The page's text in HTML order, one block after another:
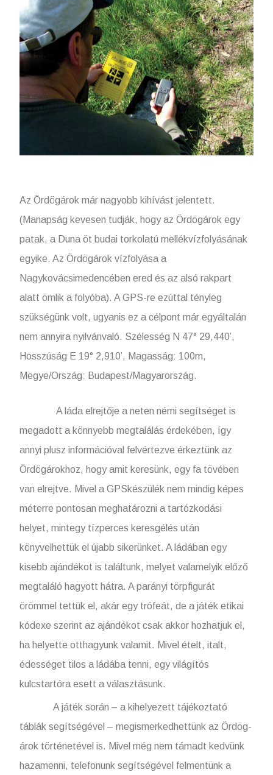
Az Ördögárok már nagyobb kihívást jelentett.
(Manapság kevesen tudják, hogy az Ördögárok egy
patak, a Duna öt budai torkolatú mellékvízfolyásának
egyike. Az Ördögárok vízfolyása a
Nagykovácsimedencében ered és az alsó rakpart
alatt ömlik a folyóba). A GPS-re ezúttal tényleg
szükségünk volt, ugyanis ez a célpont már egyáltalán
nem annyira nyilvánvaló. Szélesség N 47° 29,440’,
Hosszúság E 19° 2,910’, Magasság: 100m,
Megye/Ország: Budapest/Magyarország.
A láda elrejtője a neten némi segítséget is
megadott a könnyebb megtalálás érdekében, így
annyi plusz információval felvértezve érkeztünk az
Ördögárokhoz, hogy amit keresünk, egy fa tövében
van elrejtve. Mivel a GPSkészülék nem mindig képes
méterre pontosan meghatározni a tartózkodási
helyet, mintegy tízperces keresgélés után
könyvelhettük el újabb sikerünket. A ládában egy
kisebb ajándékot is találtunk, melyet valamelyik előző
megtaláló hagyott hátra. A parányi törpfigurát
örömmel tettük el, akár egy trófeát, de a játék etikai
kódexe szerint az ajándékot csak akkor hozhatjuk el,
ha helyette otthagyunk valamit. Mivel ételt, italt,
édességet tilos a ládába tenni, egy világítós
kulcstartóra esett a választásunk.
A játék során – a kihelyezett tájékoztató
táblák segítségével – megismerkedhettünk az Ördög-
árok történetével is. Mivel még nem támadt kedvünk
hazamenni, telefonunk segítségével felmentünk a